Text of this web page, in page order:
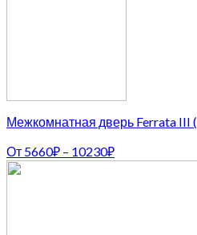
Межкомнатная дверь Ferrata III
От 5660₽ – 10230₽